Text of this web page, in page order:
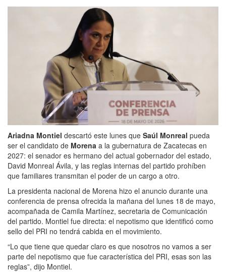
Ariadna Montiel descartó este lunes que Saúl Monreal pueda
ser el candidato de Morena a la gubernatura de Zacatecas en
2027: el senador es hermano del actual gobernador del estado,
David Monreal Ávila, y las reglas internas del partido prohíben
que familiares transmitan el poder de un cargo a otro.
La presidenta nacional de Morena hizo el anuncio durante una
conferencia de prensa ofrecida la mañana del lunes 18 de mayo,
acompañada de Camila Martínez, secretaria de Comunicación
del partido. Montiel fue directa: el nepotismo que identificó como
sello del PRI no tendrá cabida en el movimiento.
“Lo que tiene que quedar claro es que nosotros no vamos a ser
parte del nepotismo que fue característica del PRI, esas son las
reglas”, dijo Montiel.